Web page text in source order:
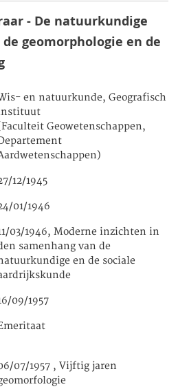
- De natuurkundige
geomorphologie en de
en natuurkunde, Geografisch
Geowetenschappen,
12/1945
01/1946
03/1946, Moderne inzichten in
samenhang van de
en de sociale
09/1957
07/1957 , Vijftig jaren